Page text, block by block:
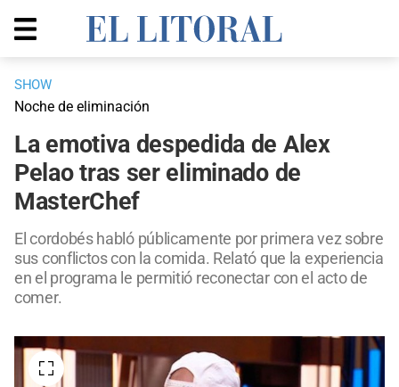
SHOW
Noche de eliminación
La emotiva despedida de Alex
Pelao tras ser eliminado de
MasterChef
El cordobés habló públicamente por primera vez sobre
sus conflictos con la comida. Relató que la experiencia
en el programa le permitió reconectar con el acto de
comer.